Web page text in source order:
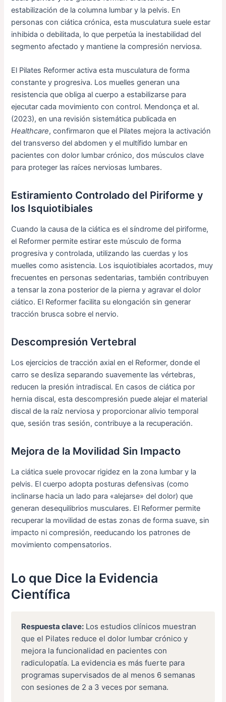
estabilización de la columna lumbar y la pelvis. En
personas con ciática crónica, esta musculatura suele estar
inhibida o debilitada, lo que perpetúa la inestabilidad del
segmento afectado y mantiene la compresión nerviosa.
El Pilates Reformer activa esta musculatura de forma
constante y progresiva. Los muelles generan una
resistencia que obliga al cuerpo a estabilizarse para
ejecutar cada movimiento con control. Mendonça et al.
(2023), en una revisión sistemática publicada en
Healthcare, confirmaron que el Pilates mejora la activación
del transverso del abdomen y el multífido lumbar en
pacientes con dolor lumbar crónico, dos músculos clave
para proteger las raíces nerviosas lumbares.
Estiramiento Controlado del Piriforme y
los Isquiotibiales
Cuando la causa de la ciática es el síndrome del piriforme,
el Reformer permite estirar este músculo de forma
progresiva y controlada, utilizando las cuerdas y los
muelles como asistencia. Los isquiotibiales acortados, muy
frecuentes en personas sedentarias, también contribuyen
a tensar la zona posterior de la pierna y agravar el dolor
ciático. El Reformer facilita su elongación sin generar
tracción brusca sobre el nervio.
Descompresión Vertebral
Los ejercicios de tracción axial en el Reformer, donde el
carro se desliza separando suavemente las vértebras,
reducen la presión intradiscal. En casos de ciática por
hernia discal, esta descompresión puede alejar el material
discal de la raíz nerviosa y proporcionar alivio temporal
que, sesión tras sesión, contribuye a la recuperación.
Mejora de la Movilidad Sin Impacto
La ciática suele provocar rigidez en la zona lumbar y la
pelvis. El cuerpo adopta posturas defensivas (como
inclinarse hacia un lado para «alejarse» del dolor) que
generan desequilibrios musculares. El Reformer permite
recuperar la movilidad de estas zonas de forma suave, sin
impacto ni compresión, reeducando los patrones de
movimiento compensatorios.
Lo que Dice la Evidencia
Científica
Respuesta clave: Los estudios clínicos muestran
que el Pilates reduce el dolor lumbar crónico y
mejora la funcionalidad en pacientes con
radiculopatía. La evidencia es más fuerte para
programas supervisados de al menos 6 semanas
con sesiones de 2 a 3 veces por semana.